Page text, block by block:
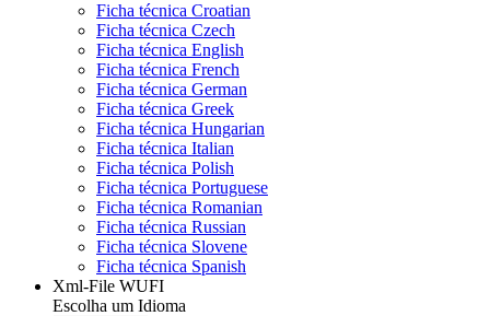
Ficha técnica Croatian
Ficha técnica Czech
Ficha técnica English
Ficha técnica French
Ficha técnica German
Ficha técnica Greek
Ficha técnica Hungarian
Ficha técnica Italian
Ficha técnica Polish
Ficha técnica Portuguese
Ficha técnica Romanian
Ficha técnica Russian
Ficha técnica Slovene
Ficha técnica Spanish
Xml-File WUFI
Escolha um Idioma